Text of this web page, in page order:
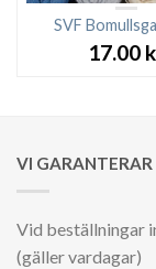
SVF
17.00
VI GARANTERAR
Vid beställningar
(gäller vardagar)